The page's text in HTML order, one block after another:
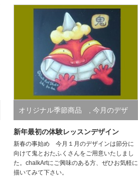
オリジナル季節商品 今月のデザ
イン
新年最初の体験レッスンデザイン
新春の事始め 今月１月のデザインは節分に
向けて鬼とおたふくさんをご用意いたしまし
た。chalkArtにご興味のある方、ぜひお気軽に
描いてみて下さい。